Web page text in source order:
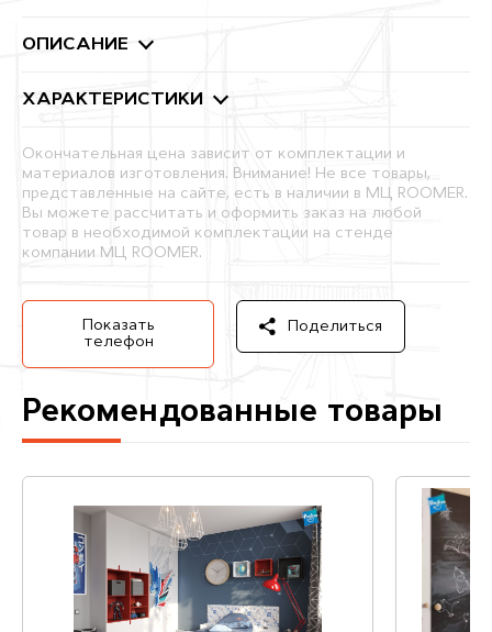
ОПИСАНИЕ
ХАРАКТЕРИСТИКИ
Окончательная цена зависит от комплектации и
материалов изготовления. Внимание! Не все товары,
представленные на сайте, есть в наличии в МЦ ROOMER.
Вы можете рассчитать и оформить заказ на любой
товар в необходимой комплектации на стенде
компании МЦ ROOMER.
Показать
телефон
Поделиться
Рекомендованные товары